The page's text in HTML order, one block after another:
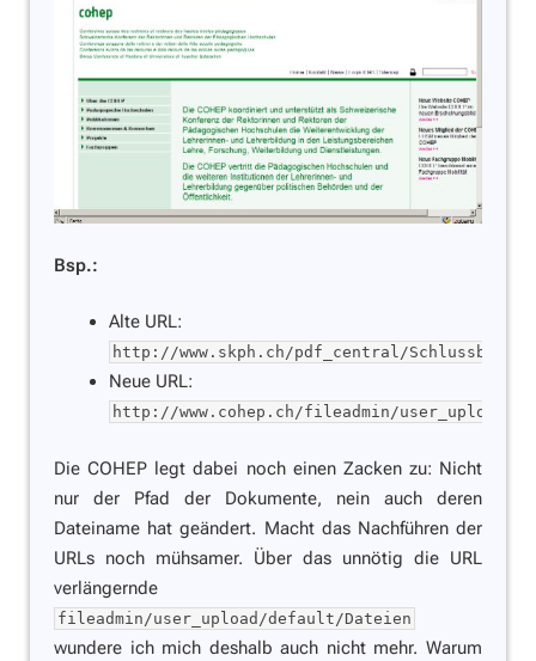
Bsp.:
Alte URL:
http://www.skph.ch/pdf_central/
Neue URL:
http://www.cohep.ch/fileadmin/user_upload/
Die COHEP legt dabei noch einen Zacken zu: Nicht
nur der Pfad der Dokumente, nein auch deren
Dateiname hat geändert. Macht das Nachführen der
URLs noch mühsamer. Über das unnötig die URL
verlängernde
fileadmin/user_upload/default/Dateien
wundere ich mich deshalb auch nicht mehr. Warum